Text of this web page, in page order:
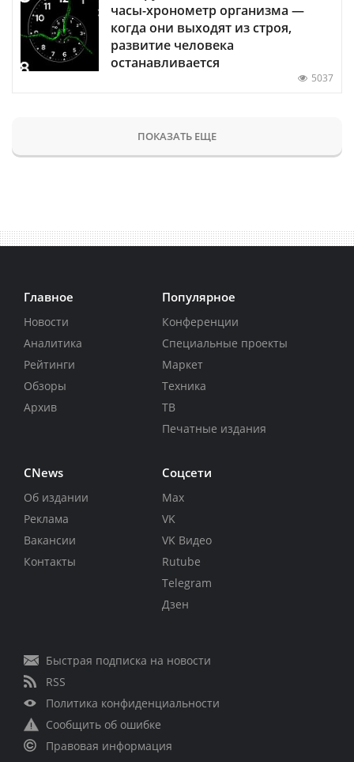
часы-хронометр организма —
когда они выходят из строя,
развитие человека
останавливается
5037
ПОКАЗАТЬ ЕЩЕ
Главное
Новости
Аналитика
Рейтинги
Обзоры
Архив
Популярное
Конференции
Специальные проекты
Маркет
Техника
ТВ
Печатные издания
CNews
Об издании
Реклама
Вакансии
Контакты
Соцсети
Max
VK
VK Видео
Rutube
Telegram
Дзен
Быстрая подписка на новости
RSS
Политика конфиденциальности
Сообщить об ошибке
Правовая информация